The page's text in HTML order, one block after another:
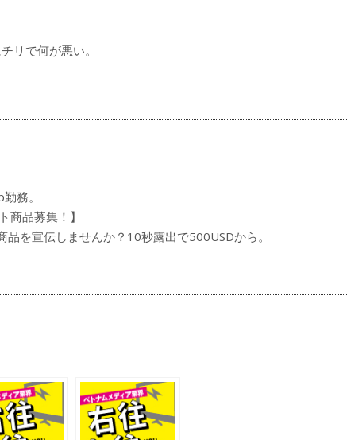
リで何が悪い。
務。
商品募集！】
を宣伝しませんか？10秒露出で500USDから。